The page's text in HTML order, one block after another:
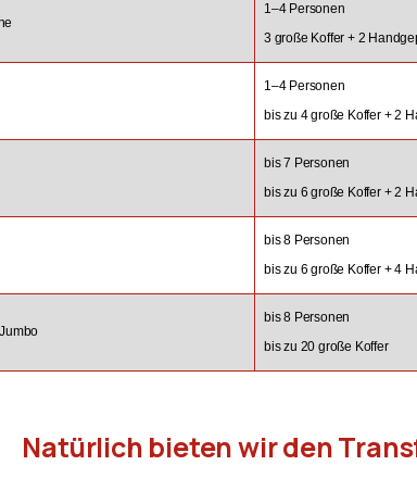
1–4 Personen
3 große Koffer + 2
1–4 Personen
bis zu 4 große Koffer + 2
bis 7 Personen
bis zu 6 große Koffer + 2
bis 8 Personen
bis zu 6 große Koffer + 4
bis 8 Personen
bis zu 20 große Koffer
Natürlich bieten wir den